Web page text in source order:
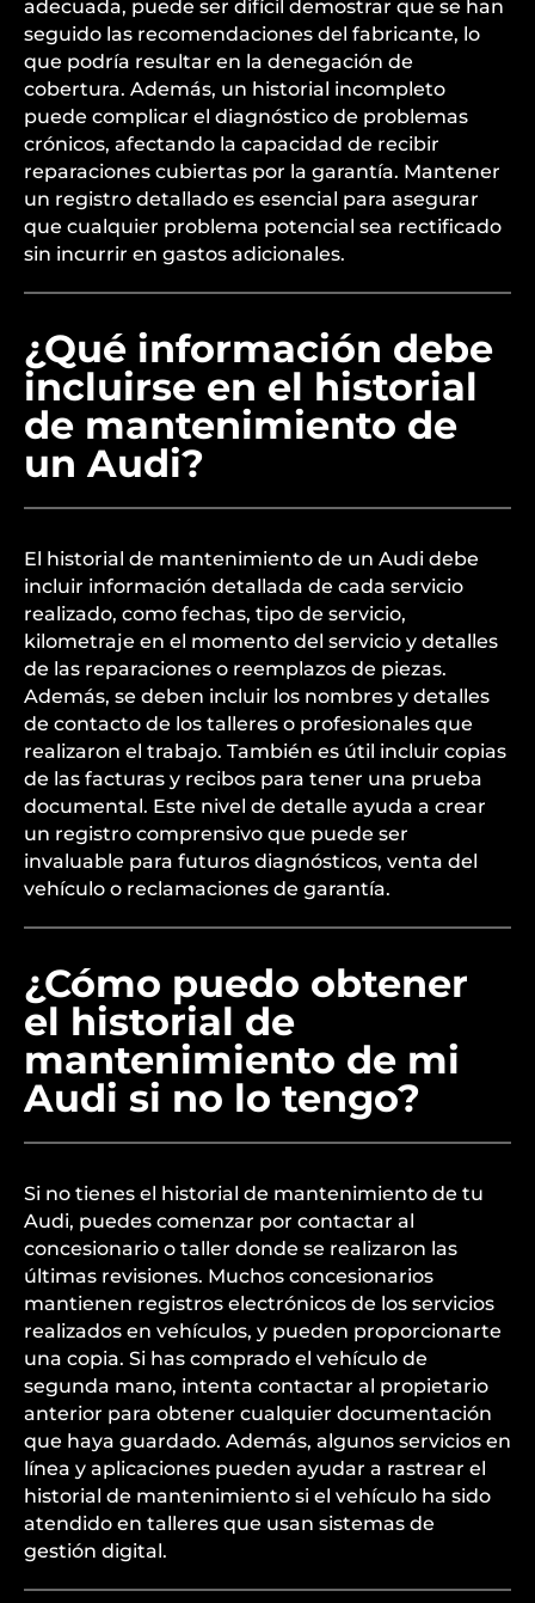
adecuada, puede ser difícil demostrar que se han
seguido las recomendaciones del fabricante, lo
que podría resultar en la denegación de
cobertura. Además, un historial incompleto
puede complicar el diagnóstico de problemas
crónicos, afectando la capacidad de recibir
reparaciones cubiertas por la garantía. Mantener
un registro detallado es esencial para asegurar
que cualquier problema potencial sea rectificado
sin incurrir en gastos adicionales.
¿Qué información debe
incluirse en el historial
de mantenimiento de
un Audi?
El historial de mantenimiento de un Audi debe
incluir información detallada de cada servicio
realizado, como fechas, tipo de servicio,
kilometraje en el momento del servicio y detalles
de las reparaciones o reemplazos de piezas.
Además, se deben incluir los nombres y detalles
de contacto de los talleres o profesionales que
realizaron el trabajo. También es útil incluir copias
de las facturas y recibos para tener una prueba
documental. Este nivel de detalle ayuda a crear
un registro comprensivo que puede ser
invaluable para futuros diagnósticos, venta del
vehículo o reclamaciones de garantía.
¿Cómo puedo obtener
el historial de
mantenimiento de mi
Audi si no lo tengo?
Si no tienes el historial de mantenimiento de tu
Audi, puedes comenzar por contactar al
concesionario o taller donde se realizaron las
últimas revisiones. Muchos concesionarios
mantienen registros electrónicos de los servicios
realizados en vehículos, y pueden proporcionarte
una copia. Si has comprado el vehículo de
segunda mano, intenta contactar al propietario
anterior para obtener cualquier documentación
que haya guardado. Además, algunos servicios en
línea y aplicaciones pueden ayudar a rastrear el
historial de mantenimiento si el vehículo ha sido
atendido en talleres que usan sistemas de
gestión digital.